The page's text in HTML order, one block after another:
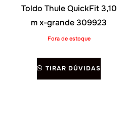
Toldo Thule QuickFit 3,10
m x-grande 309923
Fora de estoque
TIRAR DÚVIDAS